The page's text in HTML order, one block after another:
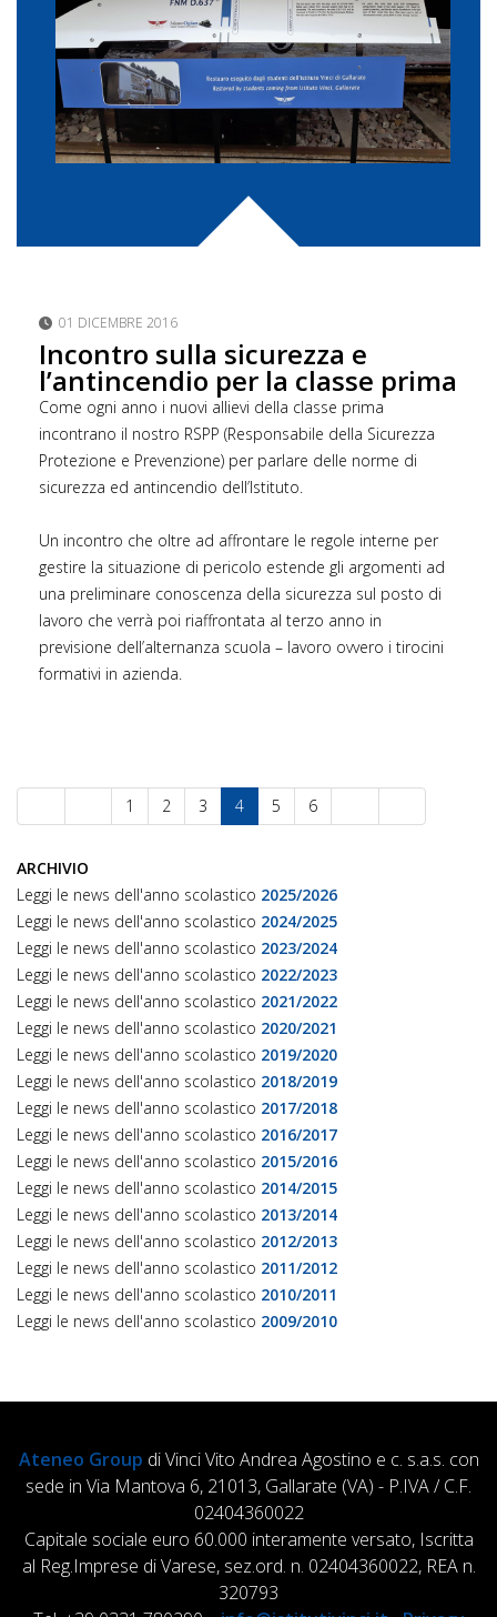
01 DICEMBRE 2016
Incontro sulla sicurezza e
l’antincendio per la classe prima
Come ogni anno i nuovi allievi della classe prima
incontrano il nostro RSPP (Responsabile della Sicurezza
Protezione e Prevenzione) per parlare delle norme di
sicurezza ed antincendio dell’Istituto.
Un incontro che oltre ad affrontare le regole interne per
gestire la situazione di pericolo estende gli argomenti ad
una preliminare conoscenza della sicurezza sul posto di
lavoro che verrà poi riaffrontata al terzo anno in
previsione dell’alternanza scuola – lavoro ovvero i tirocini
formativi in azienda.
1 2 3 4 5 6
ARCHIVIO
Leggi le news dell'anno scolastico 2025/2026
Leggi le news dell'anno scolastico 2024/2025
Leggi le news dell'anno scolastico 2023/2024
Leggi le news dell'anno scolastico 2022/2023
Leggi le news dell'anno scolastico 2021/2022
Leggi le news dell'anno scolastico 2020/2021
Leggi le news dell'anno scolastico 2019/2020
Leggi le news dell'anno scolastico 2018/2019
Leggi le news dell'anno scolastico 2017/2018
Leggi le news dell'anno scolastico 2016/2017
Leggi le news dell'anno scolastico 2015/2016
Leggi le news dell'anno scolastico 2014/2015
Leggi le news dell'anno scolastico 2013/2014
Leggi le news dell'anno scolastico 2012/2013
Leggi le news dell'anno scolastico 2011/2012
Leggi le news dell'anno scolastico 2010/2011
Leggi le news dell'anno scolastico 2009/2010
Ateneo Group di Vinci Vito Andrea Agostino e c. s.a.s. con
sede in Via Mantova 6, 21013, Gallarate (VA) - P.IVA / C.F.
02404360022
Capitale sociale euro 60.000 interamente versato, Iscritta
al Reg.Imprese di Varese, sez.ord. n. 02404360022, REA n.
320793